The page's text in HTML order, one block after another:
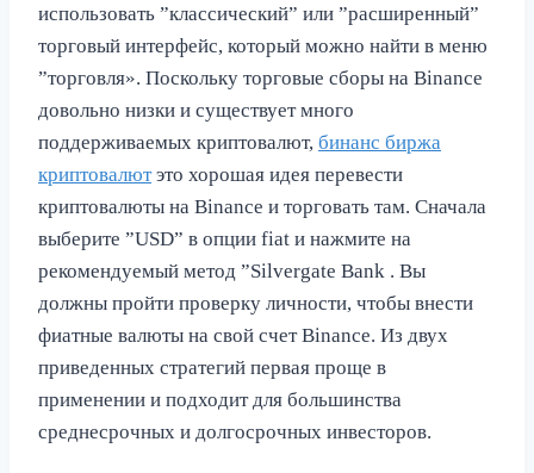
использовать ”классический” или ”расширенный”
торговый интерфейс, который можно найти в меню
”торговля». Поскольку торговые сборы на Binance
довольно низки и существует много
поддерживаемых криптовалют, бинанс биржа
криптовалютэто хорошая идея перевести
криптовалюты на Binance и торговать там. Сначала
выберите ”USD” в опции fiat и нажмите на
рекомендуемый метод ”Silvergate Bank . Вы
должны пройти проверку личности, чтобы внести
фиатные валюты на свой счет Binance. Из двух
приведенных стратегий первая проще в
применении и подходит для большинства
среднесрочных и долгосрочных инвесторов.